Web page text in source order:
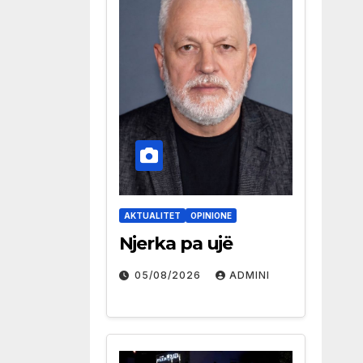
AKTUALITET OPINIONE
Njerka pa ujë
05/08/2026 ADMINI